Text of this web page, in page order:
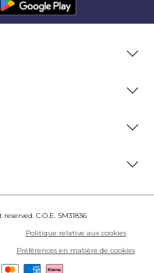
C.O.E. SM31836
Politique relative aux cookies
Préférences en matière de cookies